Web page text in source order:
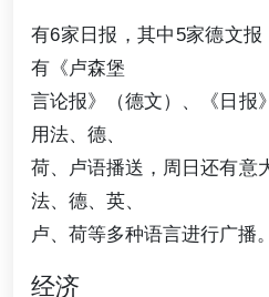
有6家日报，其中5家德文
有《卢森堡
言论报》（德文）、《日报
用法、德、
荷、卢语播送，周日还有意
法、德、英、
卢、荷等多种语言进行广播。
经济